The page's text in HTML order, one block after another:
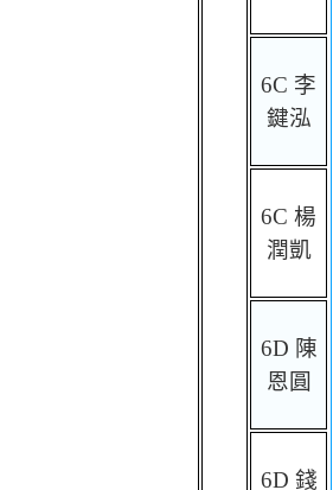
6C 李
鍵泓
6C 楊
潤凱
6D 陳
恩圓
6D 錢